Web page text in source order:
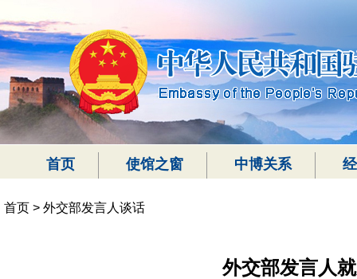
首页 使馆之窗 中博关系
首页 > 外交部发言人谈话
外交部发言人